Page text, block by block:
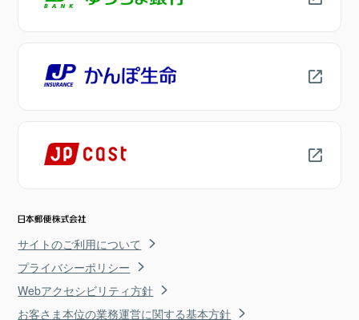
サイトのご利用について
プライバシーポリシー
Webアクセシビリティ方針
お客さま本位の業務運営に関する基本方針